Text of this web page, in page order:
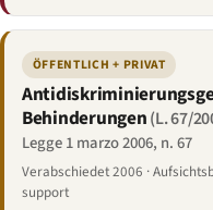
ÖFFENTLICH + PRIVAT
Behinderungen(L. 67/
Legge 1 marzo 2006, n. 67
Verabschiedet 2006 ·
support